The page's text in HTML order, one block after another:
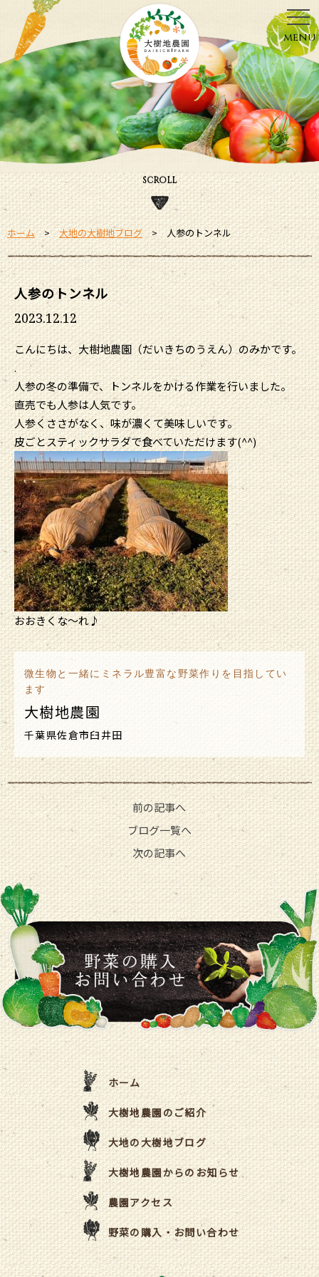
menu
SCROLL
ホーム 大地の大樹地ブログ 人参のトンネル
人参のトンネル
2023.12.12
こんにちは、大樹地農園（だいきちのうえん）のみかです。
.
人参の冬の準備で、トンネルをかける作業を行いました。
直売でも人参は人気です。
人参くささがなく、味が濃くて美味しいです。
皮ごとスティックサラダで食べていただけます(^^)
おおきくな～れ♪
微生物と一緒にミネラル豊富な野菜作りを目指してい
ます
大樹地農園
千葉県佐倉市臼井田
前の記事へ
ブログ一覧へ
次の記事へ
ホーム
大樹地農園のご紹介
大地の大樹地ブログ
大樹地農園からのお知らせ
農園アクセス
野菜の購入・お問い合わせ